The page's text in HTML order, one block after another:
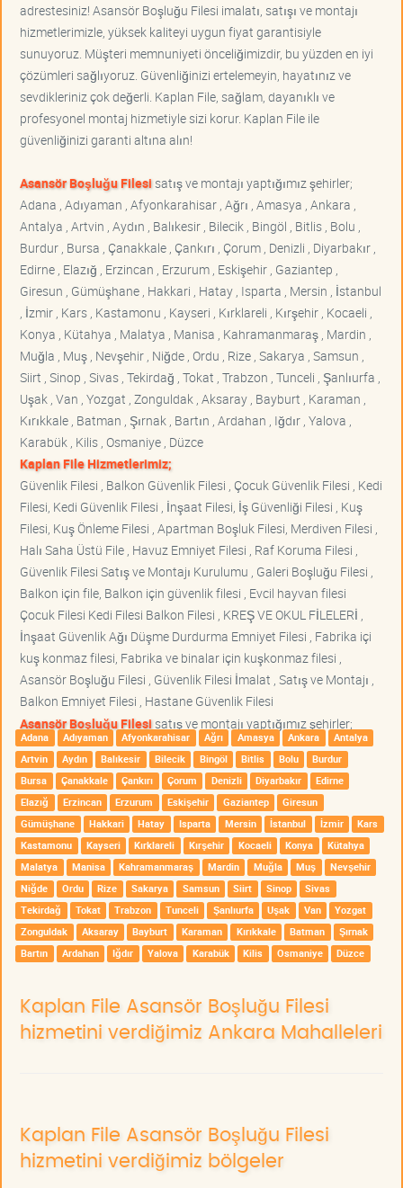
adrestesiniz! Asansör Boşluğu Filesi imalatı, satışı ve montajı
hizmetlerimizle, yüksek kaliteyi uygun fiyat garantisiyle
sunuyoruz. Müşteri memnuniyeti önceliğimizdir, bu yüzden en iyi
çözümleri sağlıyoruz. Güvenliğinizi ertelemeyin, hayatınız ve
sevdikleriniz çok değerli. Kaplan File, sağlam, dayanıklı ve
profesyonel montaj hizmetiyle sizi korur. Kaplan File ile
güvenliğinizi garanti altına alın!
Asansör Boşluğu Filesisatış ve montajı yaptığımız şehirler;
Adana , Adıyaman , Afyonkarahisar , Ağrı , Amasya , Ankara ,
Antalya , Artvin , Aydın , Balıkesir , Bilecik , Bingöl , Bitlis , Bolu ,
Burdur , Bursa , Çanakkale , Çankırı , Çorum , Denizli , Diyarbakır ,
Edirne , Elazığ , Erzincan , Erzurum , Eskişehir , Gaziantep ,
Giresun , Gümüşhane , Hakkari , Hatay , Isparta , Mersin , İstanbul
, İzmir , Kars , Kastamonu , Kayseri , Kırklareli , Kırşehir , Kocaeli ,
Konya , Kütahya , Malatya , Manisa , Kahramanmaraş , Mardin ,
Muğla , Muş , Nevşehir , Niğde , Ordu , Rize , Sakarya , Samsun ,
Siirt , Sinop , Sivas , Tekirdağ , Tokat , Trabzon , Tunceli , Şanlıurfa ,
Uşak , Van , Yozgat , Zonguldak , Aksaray , Bayburt , Karaman ,
Kırıkkale , Batman , Şırnak , Bartın , Ardahan , Iğdır , Yalova ,
Karabük , Kilis , Osmaniye , Düzce
Kaplan File Hizmetlerimiz;
Güvenlik Filesi , Balkon Güvenlik Filesi , Çocuk Güvenlik Filesi , Kedi
Filesi, Kedi Güvenlik Filesi , İnşaat Filesi, İş Güvenliği Filesi , Kuş
Filesi, Kuş Önleme Filesi , Apartman Boşluk Filesi, Merdiven Filesi ,
Halı Saha Üstü File , Havuz Emniyet Filesi , Raf Koruma Filesi ,
Güvenlik Filesi Satış ve Montajı Kurulumu , Galeri Boşluğu Filesi ,
Balkon için file, Balkon için güvenlik filesi , Evcil hayvan filesi
Çocuk Filesi Kedi Filesi Balkon Filesi , KREŞ VE OKUL FİLELERİ ,
İnşaat Güvenlik Ağı Düşme Durdurma Emniyet Filesi , Fabrika içi
kuş konmaz filesi, Fabrika ve binalar için kuşkonmaz filesi ,
Asansör Boşluğu Filesi , Güvenlik Filesi İmalat , Satış ve Montajı ,
Balkon Emniyet Filesi , Hastane Güvenlik Filesi
Asansör Boşluğu Filesisatış ve montajı yaptığımız şehirler;
Adana Adıyaman Afyonkarahisar Ağrı Amasya Ankara
Antalya
Artvin
Aydın Balıkesir Bilecik Bingöl Bitlis Bolu
Burdur
Bursa
Çanakkale Çankırı Çorum Denizli Diyarbakır
Edirne
Elazığ
Erzincan Erzurum Eskişehir Gaziantep
Giresun
Gümüşhane
Hakkari Hatay Isparta Mersin İstanbul İzmir
Kars
Kastamonu
Kayseri Kırklareli Kırşehir Kocaeli Konya
Kütahya
Malatya
Manisa Kahramanmaraş Mardin Muğla Muş
Nevşehir
Niğde
Ordu Rize Sakarya Samsun Siirt Sinop
Sivas
Tekirdağ
Tokat Trabzon Tunceli Şanlıurfa Uşak Van
Yozgat
Zonguldak
Aksaray Bayburt Karaman Kırıkkale Batman
Şırnak
Bartın
Ardahan Iğdır Yalova Karabük Kilis Osmaniye Düzce
Kaplan File Asansör Boşluğu Filesi
hizmetini verdiğimiz Ankara Mahalleleri
Kaplan File Asansör Boşluğu Filesi
hizmetini verdiğimiz bölgeler